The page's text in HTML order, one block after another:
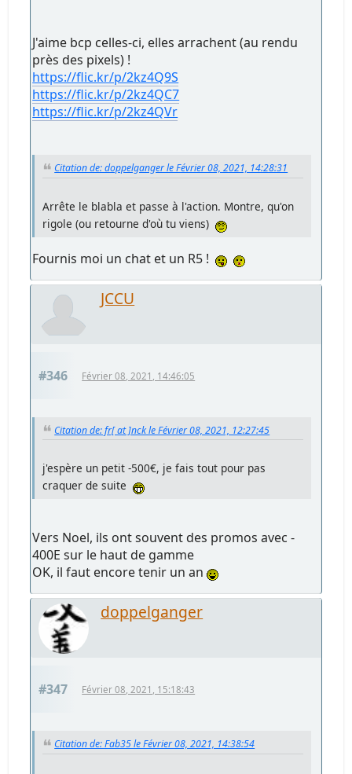
J'aime bcp celles-ci, elles arrachent (au rendu
près des pixels) !
https://flic.kr/p/2kz4Q9S
https://flic.kr/p/2kz4QC7
https://flic.kr/p/2kz4QVr
Citation de: doppelganger le Février 08, 2021, 14:28:31
Arrête le blabla et passe à l'action. Montre, qu'on
rigole (ou retourne d'où tu viens)
Fournis moi un chat et un R5 !
JCCU
#346 Février 08, 2021, 14:46:05
Citation de: fr[ at ]nck le Février 08, 2021, 12:27:45
j'espère un petit -500€, je fais tout pour pas
craquer de suite
Vers Noel, ils ont souvent des promos avec -
400E sur le haut de gamme
OK, il faut encore tenir un an
doppelganger
#347 Février 08, 2021, 15:18:43
Citation de: Fab35 le Février 08, 2021, 14:38:54